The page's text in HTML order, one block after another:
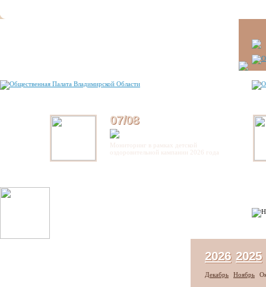
07/08
Мониторинг в рамках детской
оздоровительной кампании 2026 года
2026 2025
Декабрь Ноябрь